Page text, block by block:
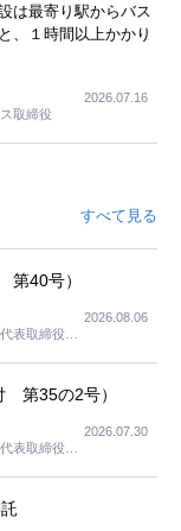
は最寄り駅からバス
、１時間以上かかり
施設を選択したので
ニアの住まい選び
も考えない外池ない
取締役
2026.07.16
すべて見る
第40号）
表取締役社
2026.08.06
第35の2号）
表取締役社
2026.07.30